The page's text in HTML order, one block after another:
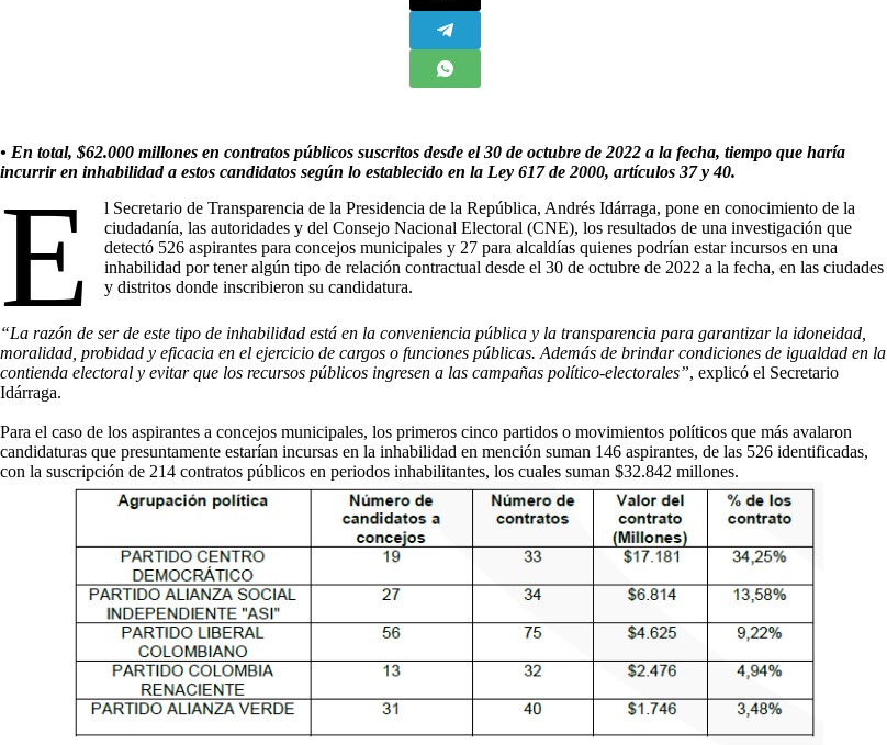
• En total, $62.000 millones en contratos públicos suscritos desde el 30 de octubre de 2022 a la fecha, tiempo que haría
incurrir en inhabilidad a estos candidatos según lo establecido en la Ley 617 de 2000, artículos 37 y 40.
E
l Secretario de Transparencia de la Presidencia de la República, Andrés Idárraga, pone en conocimiento de la
ciudadanía, las autoridades y del Consejo Nacional Electoral (CNE), los resultados de una investigación que
detectó 526 aspirantes para concejos municipales y 27 para alcaldías quienes podrían estar incursos en una
inhabilidad por tener algún tipo de relación contractual desde el 30 de octubre de 2022 a la fecha, en las ciudades
y distritos donde inscribieron su candidatura.
“La razón de ser de este tipo de inhabilidad está en la conveniencia pública y la transparencia para garantizar la idoneidad,
moralidad, probidad y eficacia en el ejercicio de cargos o funciones públicas. Además de brindar condiciones de igualdad en la
contienda electoral y evitar que los recursos públicos ingresen a las campañas político-electorales”, explicó el Secretario
Idárraga.
Para el caso de los aspirantes a concejos municipales, los primeros cinco partidos o movimientos políticos que más avalaron
candidaturas que presuntamente estarían incursas en la inhabilidad en mención suman 146 aspirantes, de las 526 identificadas,
con la suscripción de 214 contratos públicos en periodos inhabilitantes, los cuales suman $32.842 millones.